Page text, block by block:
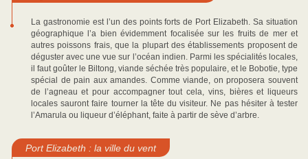
La gastronomie est l’un des points forts de Port Elizabeth. Sa situation
géographique l’a bien évidemment focalisée sur les fruits de mer et
autres poissons frais, que la plupart des établissements proposent de
déguster avec une vue sur l’océan indien. Parmi les spécialités locales,
il faut goûter le Biltong, viande séchée très populaire, et le Bobotie, type
spécial de pain aux amandes. Comme viande, on proposera souvent
de l’agneau et pour accompagner tout cela, vins, bières et liqueurs
locales sauront faire tourner la tête du visiteur. Ne pas hésiter à tester
l’Amarula ou liqueur d’éléphant, faite à partir de sève d’arbre.
Port Elizabeth : la ville du vent